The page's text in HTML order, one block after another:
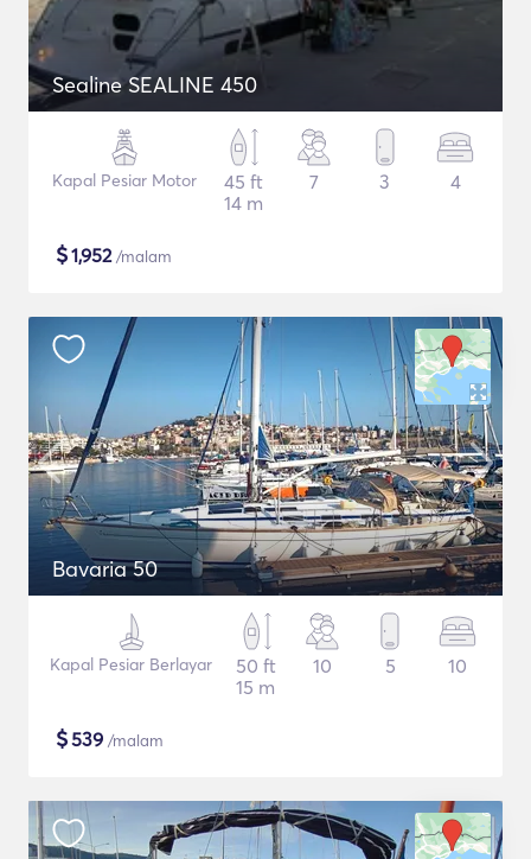
Sealine SEALINE 450
Kapal Pesiar Motor
45 ft
14 m
7 3 4
$1,952/malam
Bavaria 50
Kapal Pesiar Berlayar
50 ft
15 m
10 5 10
$539 /malam